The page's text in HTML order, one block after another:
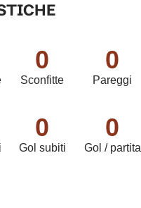
0
Sconfitte
0
Pareggi
0
Gol subiti
0
Gol / partita